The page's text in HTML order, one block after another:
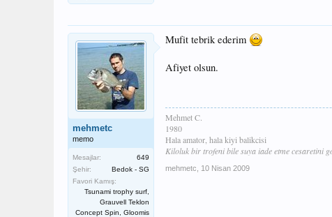
mehmetc
memo
Mesajlar:
649
Şehir:
Bedok - SG
Favori Kamış:
Tsunami trophy surf,
Grauvell Teklon
Concept Spin, Gloomis
Mufit tebrik ederim
Afiyet olsun.
Mehmet C.
1980
Hala amator, hala kiyi balikcisi
Kiloluk bir trofeni bile suya iade etme cesaretini
mehmetc 10 Nisan 2009